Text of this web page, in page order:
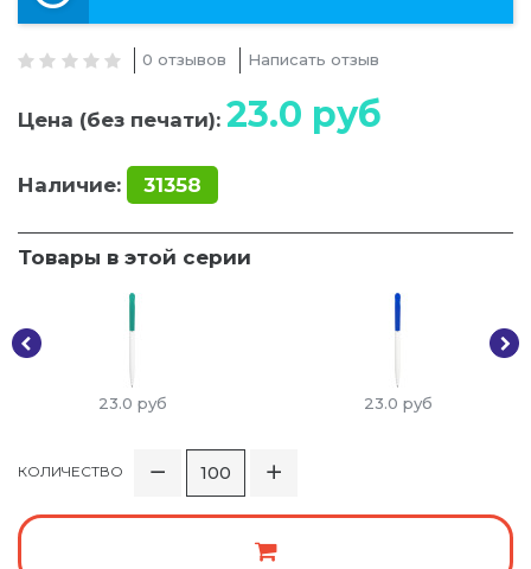
0 отзывов Написать отзыв
Цена (без печати): 23.0 руб
Наличие: 31358
Товары в этой серии
23.0 руб 23.0 руб
КОЛИЧЕСТВО